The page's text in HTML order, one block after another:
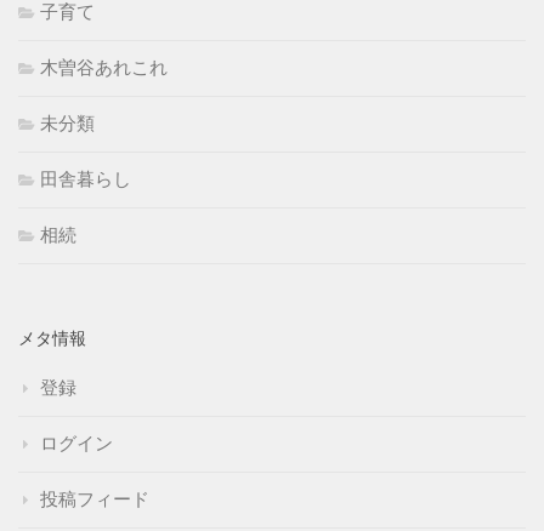
子育て
木曽谷あれこれ
未分類
田舎暮らし
相続
メタ情報
登録
ログイン
投稿フィード